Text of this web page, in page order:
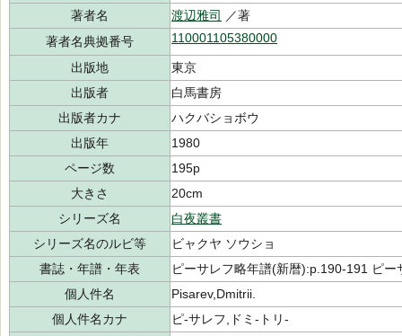
著者名
渡辺雅司
／著
著者名典拠番号
110001105380000
出版地
東京
出版者
白馬書房
出版者カナ
ハクバショボウ
出版年
1980
ページ数
195p
大きさ
20cm
シリーズ名
白夜叢書
シリーズ名のルビ等
ビャクヤ ソウショ
書誌・年譜・年表
ピーサレフ略年譜(新暦):p.190-191 ピ
個人件名
Pisarev,Dmitrii.
個人件名カナ
ピ-サレフ,ドミ-トリ-